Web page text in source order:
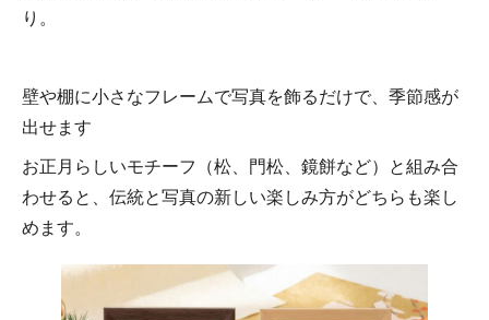
り。
壁や棚に小さなフレームで写真を飾るだけで、季節感が
出せます
お正月らしいモチーフ（松、門松、鏡餅など）と組み合
わせると、伝統と写真の新しい楽しみ方がどちらも楽し
めます。